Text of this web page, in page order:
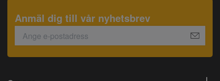
Anmäl dig till vår nyhetsbrev